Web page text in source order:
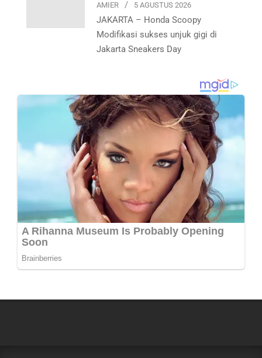
AMIER 5 AGUSTUS 2026
JAKARTA – Honda Scoopy
Modifikasi sukses unjuk gigi di
Jakarta Sneakers Day